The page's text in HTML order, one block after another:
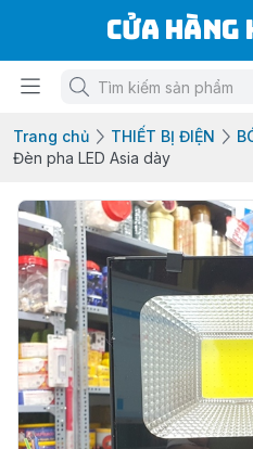
Cửa Hàng
Trang chủ THIẾT BỊ ĐIỆN
Đèn pha LED Asia dày